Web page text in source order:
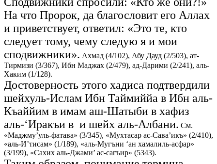
На что Пророк, да благословит его Аллах
и приветствует, ответил: «Это те, кто
следует тому, чему следую я и мои
сподвижники». Ахмад (4/102), Абу Дауд (2/503), ат-
Тирмизи (3/367), Ибн Маджах (2/479), ад-Дарими (2/241), аль-
Хаким (1/128).
Достоверность этого хадиса подтвердили
шейхуль-Ислам Ибн Таймиййа в Ибн аль-
Къаййим в имам аш-Шатыби в хафиз
аль-‘Иракъи в и шейх аль-Албани. См.
«Маджму’уль-фатава» (3/345), «Мухтасар ас-Сава’икъ» (2/410),
«аль-И’тисам» (1/189), «аль-Мугъни ‘ан хамалиль-асфар»
(3/199), «Сахих аль-Джами’ ас-сагъир» (5343).